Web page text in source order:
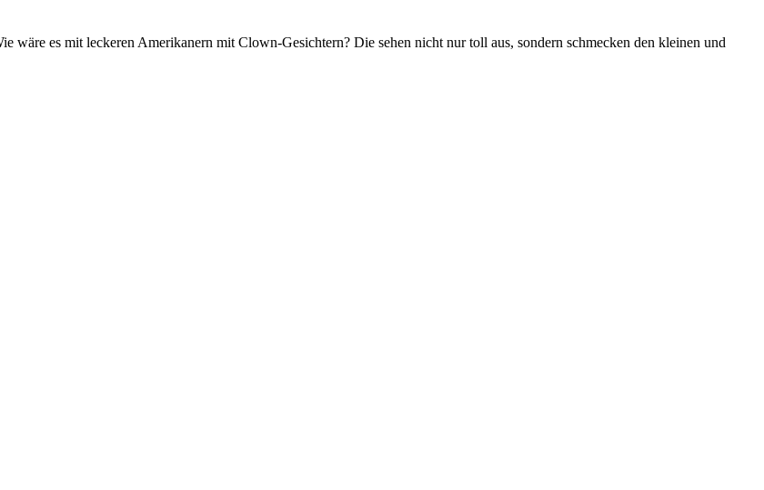
wäre es mit leckeren Amerikanern mit Clown-Gesichtern? Die sehen nicht nur toll aus, sondern schmecken den kleinen und